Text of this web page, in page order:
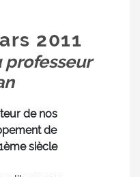
2011
professeur
de nos
de
siècle